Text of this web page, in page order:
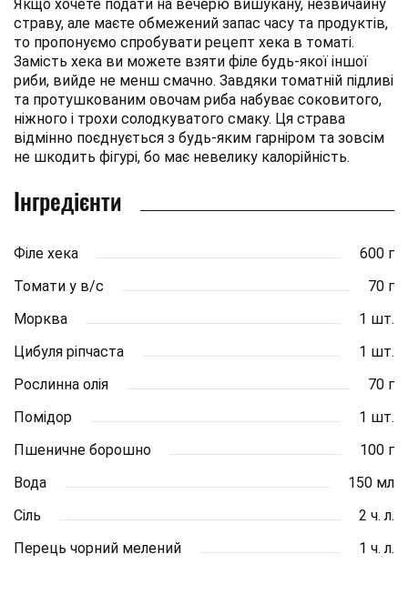
Якщо хочете подати на вечерю вишукану, незвичайну
страву, але маєте обмежений запас часу та продуктів,
то пропонуємо спробувати рецепт хека в томаті.
Замість хека ви можете взяти філе будь-якої іншої
риби, вийде не менш смачно. Завдяки томатній підливі
та протушкованим овочам риба набуває соковитого,
ніжного і трохи солодкуватого смаку. Ця страва
відмінно поєднується з будь-яким гарніром та зовсім
не шкодить фігурі, бо має невелику калорійність.
Інгредієнти
Філе хека
600 г
Томати у в/с
70 г
Морква
1 шт.
Цибуля ріпчаста
1 шт.
Рослинна олія
70 г
Помідор
1 шт.
Пшеничне борошно
100 г
Вода
150 мл
Сіль
2 ч. л.
Перець чорний мелений
1 ч. л.